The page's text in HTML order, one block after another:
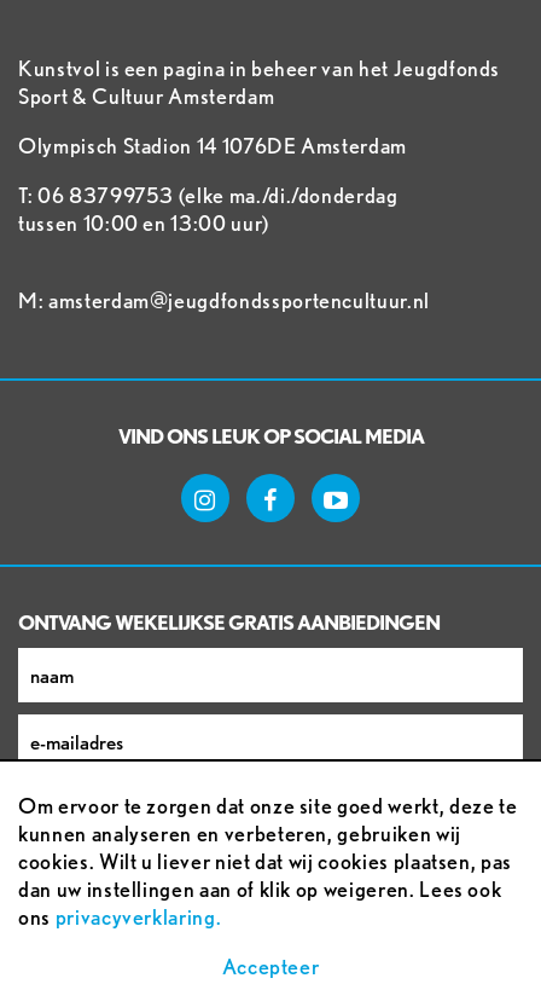
Kunstvol is een pagina in beheer van het Jeugdfonds
Sport & Cultuur Amsterdam
Olympisch Stadion 14 1076DE Amsterdam
T: 06 83799753 (elke ma./di./donderdag
tussen 10:00 en 13:00 uur)
M: amsterdam@jeugdfondssportencultuur.nl
VIND ONS LEUK OP SOCIAL MEDIA
ONTVANG WEKELIJKSE GRATIS AANBIEDINGEN
Om ervoor te zorgen dat onze site goed werkt, deze te
kunnen analyseren en verbeteren, gebruiken wij
cookies. Wilt u liever niet dat wij cookies plaatsen, pas
dan uw instellingen aan of klik op weigeren. Lees ook
ons privacyverklaring.
Accepteer